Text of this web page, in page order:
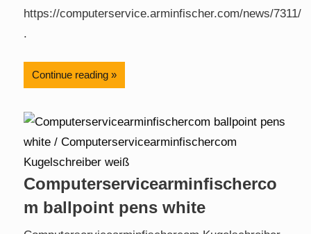
https://computerservice.arminfischer.com/news/7311/
.
Continue reading
Computerservicearminfischerco
m ballpoint pens white